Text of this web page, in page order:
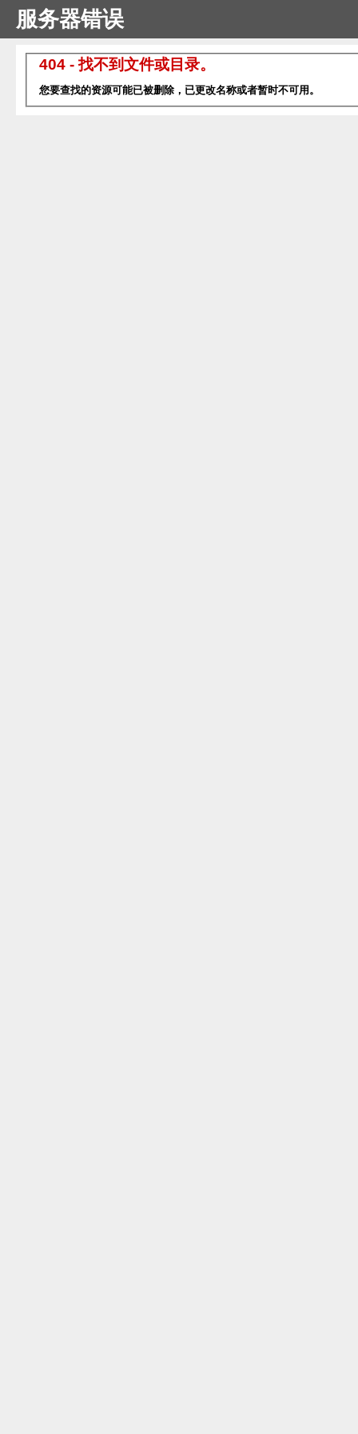
服务器错误
404 - 找不到文件或目录。
您要查找的资源可能已被删除，已更改名称或者暂时不可用。